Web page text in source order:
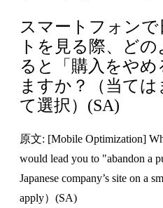
スマートフォンで
トを見る際、ど
ると「購入をやめ
ますか？（当て
て選択）(SA)
原文: [Mobile Optimization]
would lead you to "abandon a
Japanese company’s site on a
apply）(SA)